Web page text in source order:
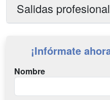
Salidas
¡Infórmate
Nombre